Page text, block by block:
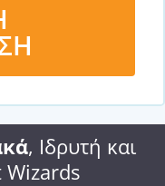
, Ιδρυτή και
Wizards